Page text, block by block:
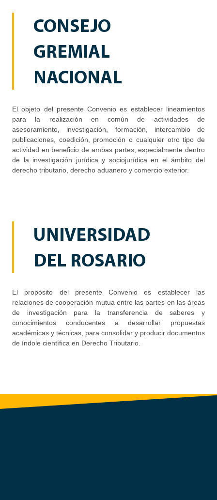
CONSEJO
GREMIAL
NACIONAL
El objeto del presente Convenio es establecer lineamientos
para la realización en común de actividades de
asesoramiento, investigación, formación, intercambio de
publicaciones, coedición, promoción o cualquier otro tipo de
actividad en beneficio de ambas partes, especialmente dentro
de la investigación jurídica y sociojurídica en el ámbito del
derecho tributario, derecho aduanero y comercio exterior.
UNIVERSIDAD
DEL ROSARIO
El propósito del presente Convenio es establecer las
relaciones de cooperación mutua entre las partes en las áreas
de investigación para la transferencia de saberes y
conocimientos conducentes a desarrollar propuestas
académicas y técnicas, para consolidar y producir documentos
de índole científica en Derecho Tributario.